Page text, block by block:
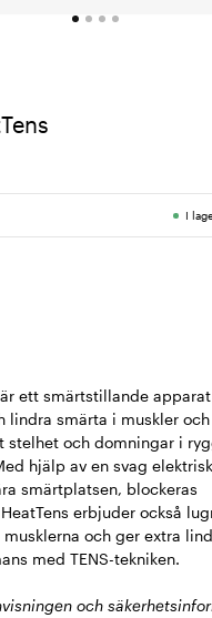
I
ett smärtstillande
lindra smärta i muskler
stelhet och domningar i
hjälp av en svag
smärtplatsen, blockeras
erbjuder också
och ger extra
med TENS-tekniken.
och